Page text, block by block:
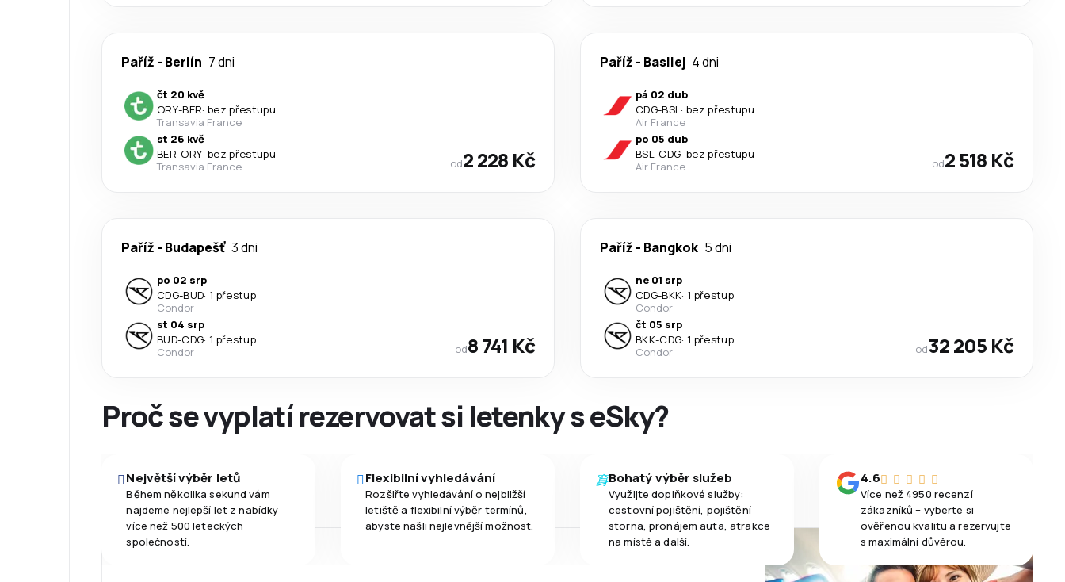
Paříž - Berlín 7 dni
čt 20 kvě
ORY-BER· bez přestupu
Transavia France
st 26 kvě
BER-ORY· bez přestupu
Transavia France
od2 228 Kč
Paříž - Basilej 4 dni
pá 02 dub
CDG-BSL · bez přestupu
Air France
po 05 dub
BSL -CDG· bez přestupu
Air France
od2 518 Kč
Paříž - Budapešť 3 dni
po 02 srp
CDG-BUD· 1 přestup
Condor
st 04 srp
BUD-CDG· 1 přestup
Condor
od8 741 Kč
Paříž - Bangkok 5 dni
ne 01 srp
CDG-BKK· 1 přestup
Condor
čt 05 srp
BKK-CDG· 1 přestup
Condor
od32 205 Kč
Proč se vyplatí rezervovat si letenky s eSky?
Největší výběr letů
Během několika sekund vám
najdeme nejlepší let z nabídky
více než 500 leteckých
společností.
Flexibilní vyhledávání
Rozšiřte vyhledávání o nejbližší
letiště a flexibilní výběr termínů,
abyste našli nejlevnější možnost.
Bohatý výběr služeb
Využijte doplňkové služby:
cestovní pojištění, pojištění
storna, pronájem auta, atrakce
na místě a další.
4.6
Více než 4950 recenzí
zákazníků – vyberte si
ověřenou kvalitu a rezervujte
s maximální důvěrou.